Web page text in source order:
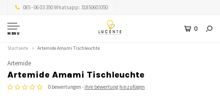
085 - 06 03 350 Whatsapp: 31850603350
MENU
0
Startseite Artemide Amami Tischleuchte
Artemide
Artemide Amami Tischleuchte
0 bewertungen - ihre bewertung hinzufügen